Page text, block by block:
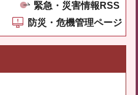
緊急・災害情報RSS
防災・危機管理ページ